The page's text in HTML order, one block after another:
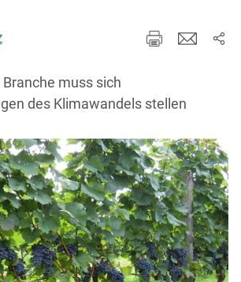
Branche muss sich
des Klimawandels stellen